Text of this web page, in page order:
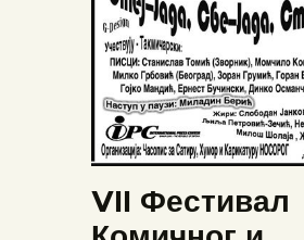
VII Фестивал